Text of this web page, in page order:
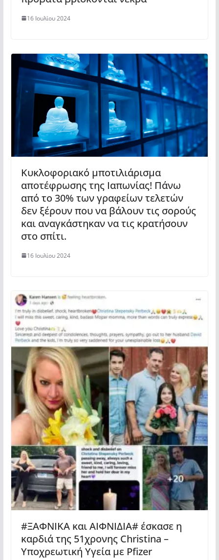
16 Ιουλίου 2024
Κυκλοφοριακό μποτιλιάρισμα
αποτέφρωσης της Ιαπωνίας! Πάνω
από το 30% των γραφείων τελετών
δεν ξέρουν που να βάλουν τις σορούς
και αναγκάστηκαν να τις κρατήσουν
στο σπίτι.
16 Ιουλίου 2024
#ΞΑΦΝΙΚΑ και ΑΙΦΝΙΔΙΑ# έσκασε η
καρδιά της 51χρονης Christina –
Υποχρεωτική Υγεία με Pfizer